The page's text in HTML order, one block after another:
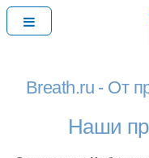
Breath.ru - От
Наши